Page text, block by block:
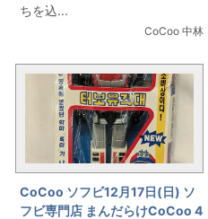
ちを込...
CoCoo 中林
CoCoo ソフビ12月17日(日) ソ
フビ専門店 まんだらけCoCoo 4